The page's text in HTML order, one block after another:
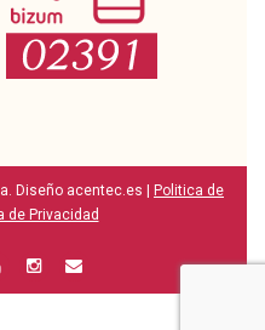
Diseño acentec.es | Politica de
de Privacidad